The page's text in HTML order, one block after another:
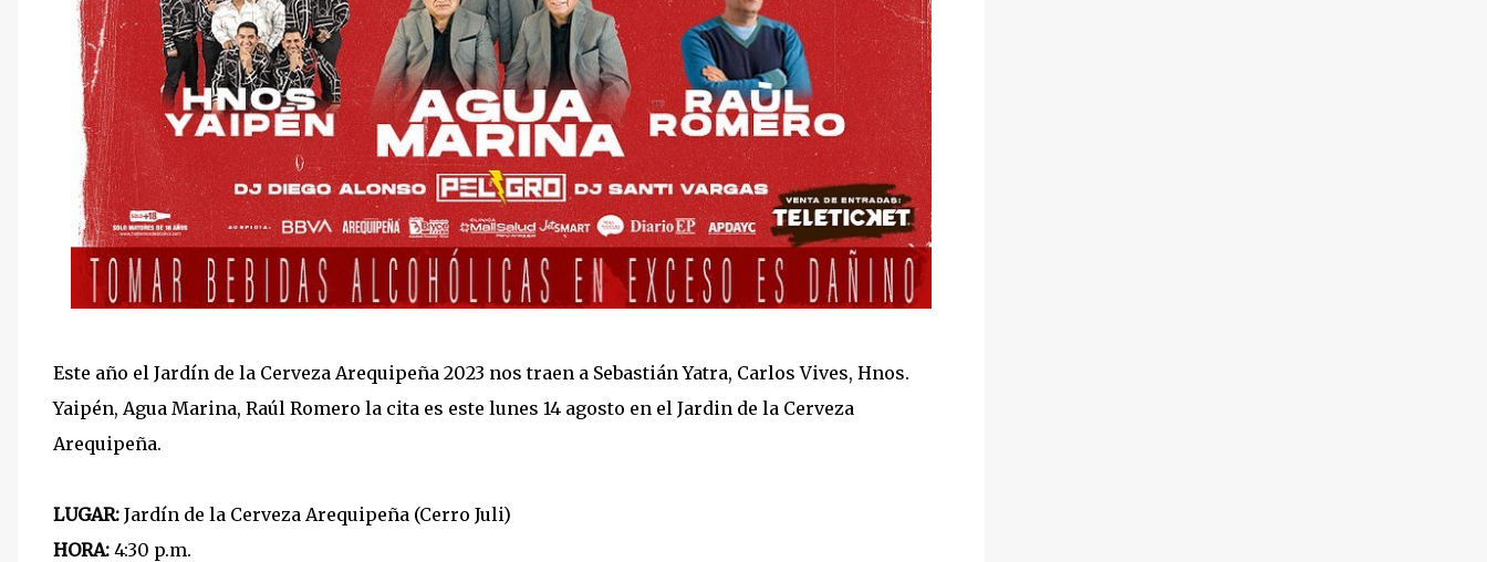
Este año el Jardín de la Cerveza Arequipeña 2023 nos traen a Sebastián Yatra, Carlos Vives, Hnos.
Yaipén, Agua Marina, Raúl Romero la cita es este lunes 14 agosto en el Jardin de la Cerveza
Arequipeña.
LUGAR: Jardín de la Cerveza Arequipeña (Cerro Juli)
HORA: 4:30 p.m.